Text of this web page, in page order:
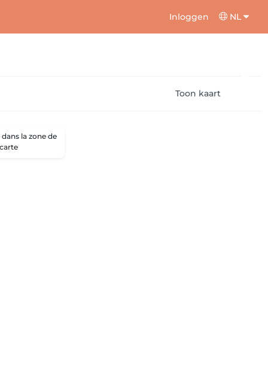
Inloggen NL
Toon kaart
la zone de